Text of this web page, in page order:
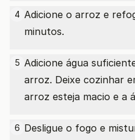
4 Adicione o arroz e
minutos.
5 Adicione água
arroz. Deixe cozinhar
arroz esteja macio e a
6 Desligue o fogo e